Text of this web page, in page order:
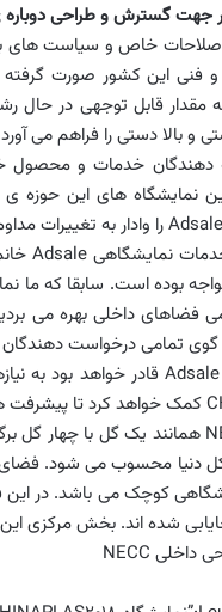
گسترش و طراحی دوباره
خاص و سیاست های
و فنی این کشور صورت
قابل توجهی در حال
و بالا دستی را فراهم می
دهندگان خدمات و محصول
نمایشگاه های این حوزه ی
Adsaleرا وادار به تغییرات
نمایشگاهی Adsale
بوده است. سابقا که ما
فضاهای داخلی بهره می
تمامی درخواست دهندگان
Adsaleقادر خواهد بود به
کمک خواهد کرد تا پیشرفت
نمایشگاهی کوچک می باشد.
شده اند. بخش مرکزی
NECC